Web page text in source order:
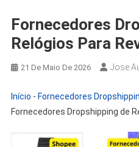
Fornecedores
Relógios Para
21 De Maio De 2026 Jose
Início - Fornecedores
Fornecedores Dropshipping de